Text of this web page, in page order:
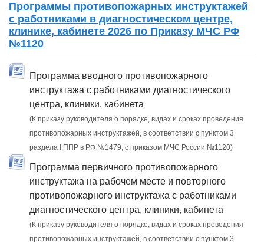
Программы противопожарных инструктажей
с работниками в диагностическом центре,
клинике, кабинете 2026 по Приказу МЧС РФ
№1120
Программа вводного противопожарного
инструктажа с работниками диагностического
центра, клиники, кабинета
(К приказу руководителя о порядке, видах и сроках проведения
противопожарных инструктажей, в соответствии с пунктом 3
раздела I ППР в РФ №1479, с приказом МЧС России №1120)
Программа первичного противопожарного
инструктажа на рабочем месте и повторного
противопожарного инструктажа с работниками
диагностического центра, клиники, кабинета
(К приказу руководителя о порядке, видах и сроках проведения
противопожарных инструктажей, в соответствии с пунктом 3